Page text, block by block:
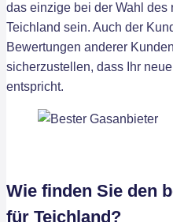
das einzige bei der Wahl des
Teichland sein. Auch der
Bewertungen anderer
sicherzustellen, dass Ihr
entspricht.
Wie finden Sie den
für Teichland?